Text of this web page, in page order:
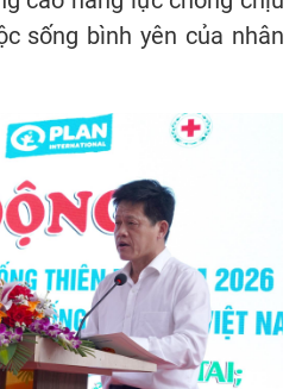
sống bình yên của nhân